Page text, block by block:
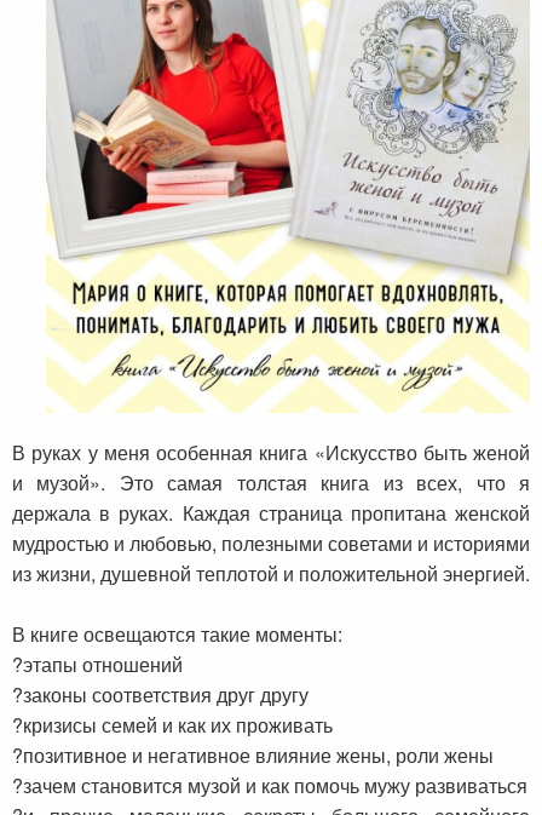
В руках у меня особенная книга «Искусство быть женой
и музой». Это самая толстая книга из всех, что я
держала в руках. Каждая страница пропитана женской
мудростью и любовью, полезными советами и историями
из жизни, душевной теплотой и положительной энергией.
В книге освещаются такие моменты:
?этапы отношений
?законы соответствия друг другу
?кризисы семей и как их проживать
?позитивное и негативное влияние жены, роли жены
?зачем становится музой и как помочь мужу развиваться